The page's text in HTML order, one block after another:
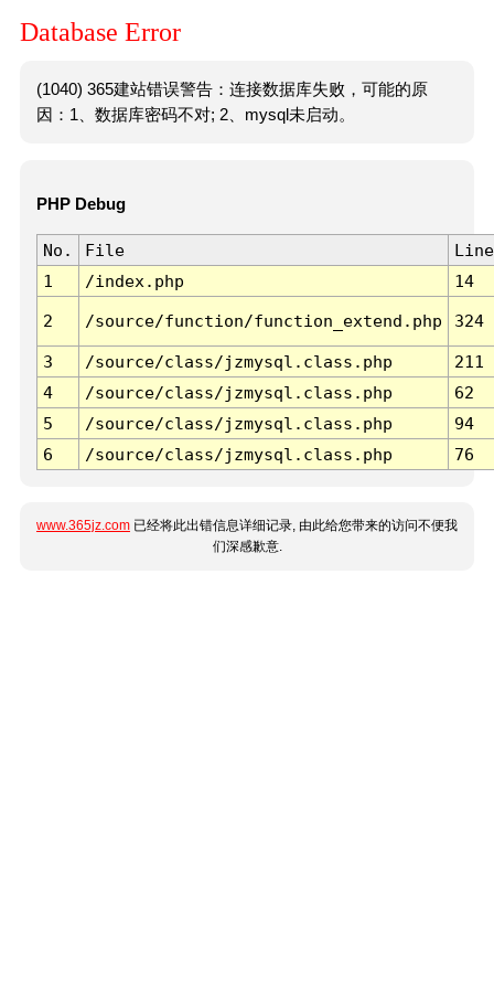
Database Error
(1040) 365建站错误警告：连接数据库失败，可能的原
因：1、数据库密码不对; 2、mysql未启动。
PHP Debug
No. File
Line
1
/index.php 14
2 /source/function/function_extend.php 324
3 /source/class/jzmysql.class.php
211
4
/source/class/jzmysql.class.php
62
5
/source/class/jzmysql.class.php
94
6
/source/class/jzmysql.class.php 76
www.365jz.com 已经将此出错信息详细记录, 由此给您带来的访问不便我
们深感歉意.